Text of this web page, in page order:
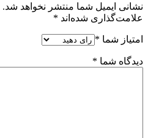
نشانی ایمیل شما منتشر نخواهد شد.
علامت‌گذاری شده‌اند *
امتیاز شما *
دیدگاه شما *